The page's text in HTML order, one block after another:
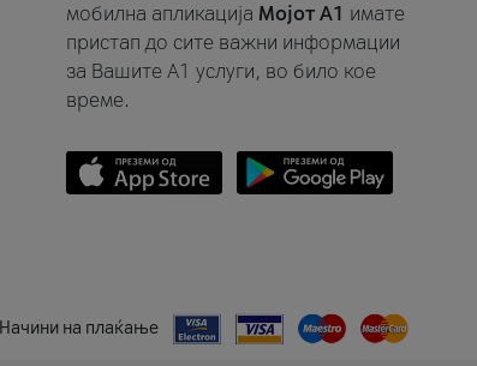
мобилна апликација Мојот A1 имате
пристап до сите важни информации
за Вашите A1 услуги, во било кое
време.
Начини на плаќање